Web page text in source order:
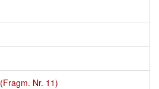
Nr. 11)